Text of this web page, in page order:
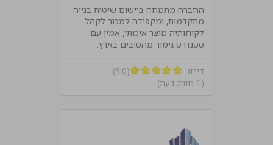
החברה מתמחה ביישום שיטות בנייה
מתקדמות, ומקפידה למכור לקהל
לקוחותיה מוצר איכותי, אמין עם
סטנדרט גימור מהטובים בארץ.
דירוג:
(5.0)
(1 חוות דעת)